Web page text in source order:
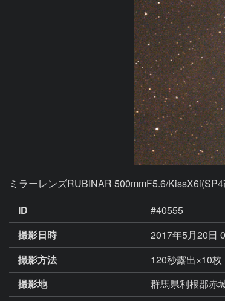
ミラーレンズRUBINAR 500mmF5.6/
ID
#40555
撮影日時
2017年5月20日
撮影方法
120秒露出×10
撮影地
群馬県利根郡赤